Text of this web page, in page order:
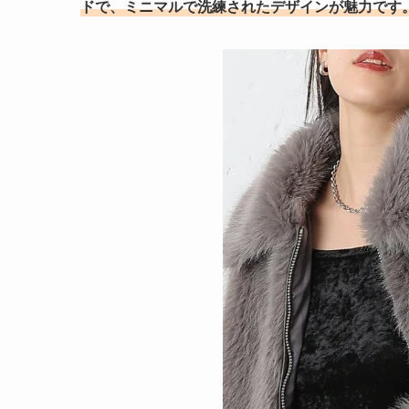
ドで、ミニマルで洗練されたデザインが魅力です